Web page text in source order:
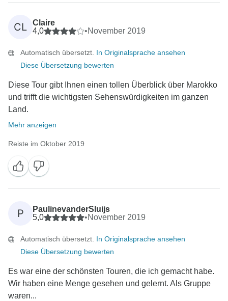
CL
Claire
4,0
•November 2019
Automatisch übersetzt. In Originalsprache ansehen
Diese Übersetzung bewerten
Diese Tour gibt Ihnen einen tollen Überblick über Marokko
und trifft die wichtigsten Sehenswürdigkeiten im ganzen
Land.
Mehr anzeigen
Reiste im Oktober 2019
P
PaulinevanderSluijs
5,0
•November 2019
Automatisch übersetzt. In Originalsprache ansehen
Diese Übersetzung bewerten
Es war eine der schönsten Touren, die ich gemacht habe.
Wir haben eine Menge gesehen und gelernt. Als Gruppe
waren...